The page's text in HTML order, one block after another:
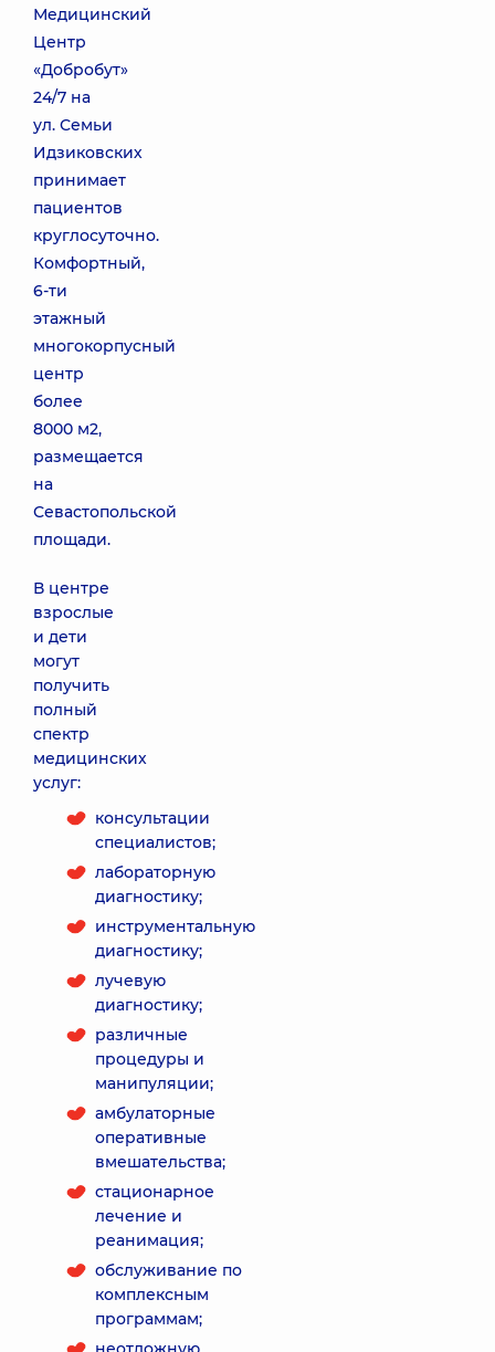
Медицинский
Центр
«Добробут»
24/7 на
ул. Семьи
Идзиковских
принимает
пациентов
круглосуточно.
Комфортный,
6-ти
этажный
многокорпусный
центр
более
8000 м2,
размещается
на
Севастопольской
площади.
В центре
взрослые
и дети
могут
получить
полный
спектр
медицинских
услуг:
консультации
специалистов;
лабораторную
диагностику;
инструментальную
диагностику;
лучевую
диагностику;
различные
процедуры и
манипуляции;
амбулаторные
оперативные
вмешательства;
стационарное
лечение и
реанимация;
обслуживание по
комплексным
программам;